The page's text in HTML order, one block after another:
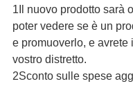
1Il nuovo prodotto sarà
poter vedere se è un
e promuoverlo, e avrete
vostro distretto.
2Sconto sulle spese